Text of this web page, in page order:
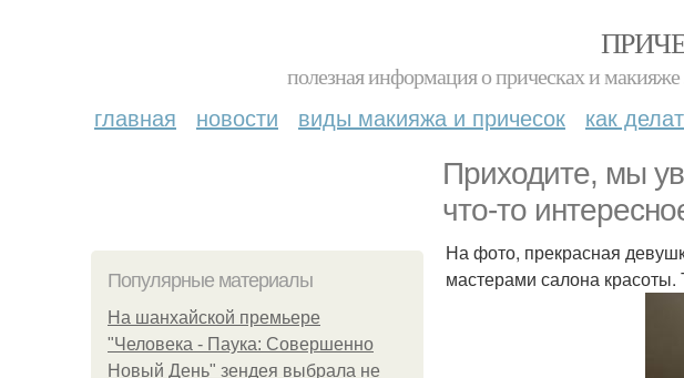
полезная информация о прическах и
главная новости виды макияжа и причесок как
Приходите, мы
что-то
Популярные материалы
На шанхайской премьере
"Человека - Паука: Совершенно
Новый День" зендея выбрала не
На фото, прекрасная
мастерами салона